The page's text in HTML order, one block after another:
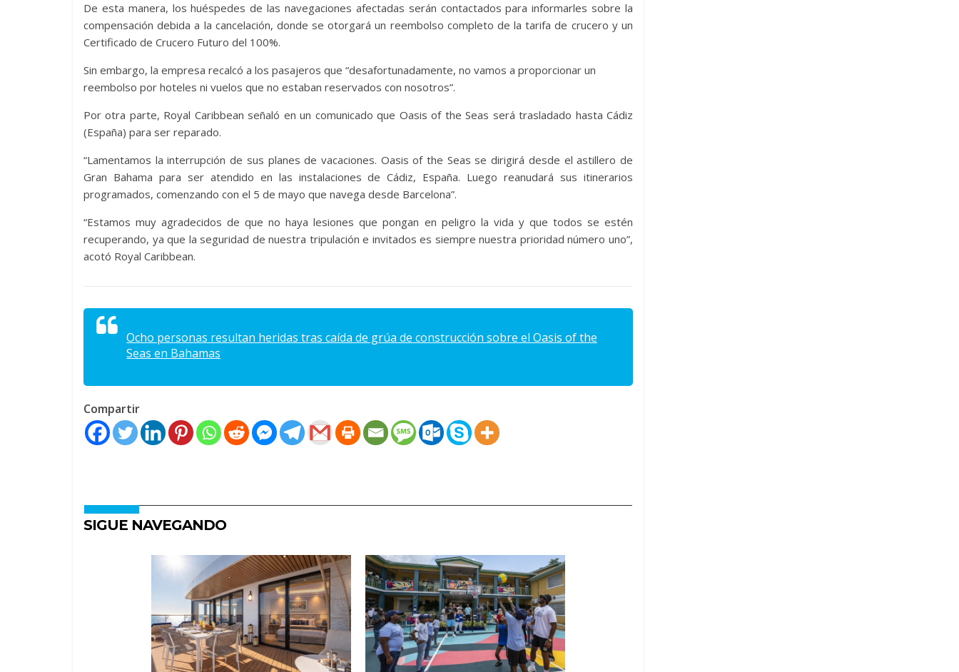
De esta manera, los huéspedes de las navegaciones afectadas serán contactados para informarles sobre la
compensación debida a la cancelación, donde se otorgará un reembolso completo de la tarifa de crucero y un
Certificado de Crucero Futuro del 100%.
Sin embargo, la empresa recalcó a los pasajeros que “desafortunadamente, no vamos a proporcionar un
reembolso por hoteles ni vuelos que no estaban reservados con nosotros”.
Por otra parte, Royal Caribbean señaló en un comunicado que Oasis of the Seas será trasladado hasta Cádiz
(España) para ser reparado.
“Lamentamos la interrupción de sus planes de vacaciones. Oasis of the Seas se dirigirá desde el astillero de
Gran Bahama para ser atendido en las instalaciones de Cádiz, España. Luego reanudará sus itinerarios
programados, comenzando con el 5 de mayo que navega desde Barcelona”.
“Estamos muy agradecidos de que no haya lesiones que pongan en peligro la vida y que todos se estén
recuperando, ya que la seguridad de nuestra tripulación e invitados es siempre nuestra prioridad número uno”,
acotó Royal Caribbean.
Ocho personas resultan heridas tras caída de grúa de construcción sobre el Oasis of the
Seas en Bahamas
Compartir
SIGUE NAVEGANDO